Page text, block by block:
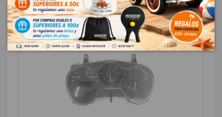
18,00 € Sin IVA
21,78 € Con IVA